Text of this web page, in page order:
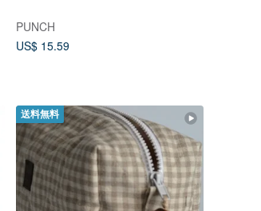
PUNCH
US$ 15.59
送料無料